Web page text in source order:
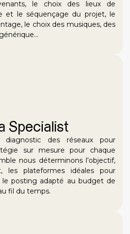
le choix des lieux de
et le séquençage du projet, le
le choix des musiques, des
Specialist
diagnostic des réseaux pour
sur mesure pour chaque
nous déterminons l’objectif,
les plateformes idéales pour
posting adapté au budget de
fil du temps.